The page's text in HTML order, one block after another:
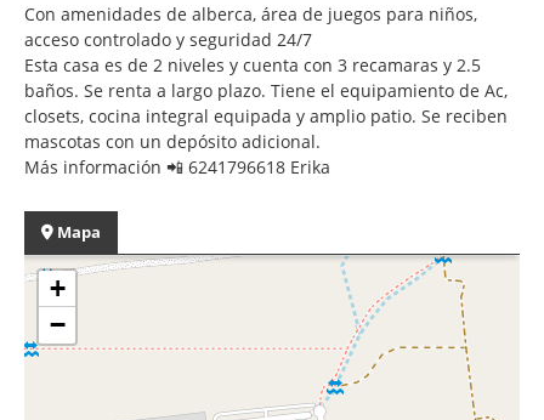
Con amenidades de alberca, área de juegos para niños,
acceso controlado y seguridad 24/7
Esta casa es de 2 niveles y cuenta con 3 recamaras y 2.5
baños. Se renta a largo plazo. Tiene el equipamiento de Ac,
closets, cocina integral equipada y amplio patio. Se reciben
mascotas con un depósito adicional.
Más información 📲 6241796618 Erika
Mapa
+
−